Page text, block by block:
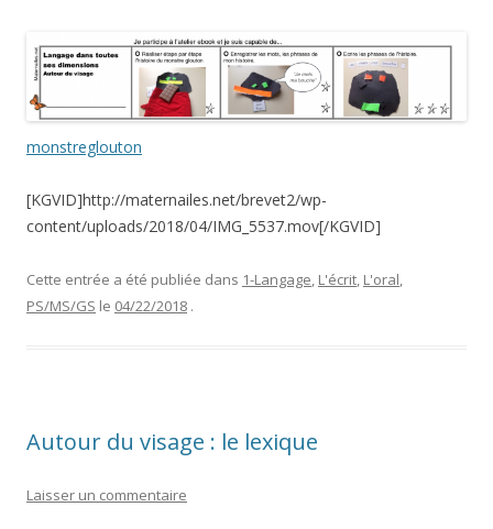
monstreglouton
[KGVID]http://maternailes.net/brevet2/wp-
content/uploads/2018/04/IMG_5537.mov[/KGVID]
Cette entrée a été publiée dans 1-Langage, L'écrit, L'oral,
PS/MS/GS le 04/22/2018 .
Autour du visage : le lexique
Laisser un commentaire